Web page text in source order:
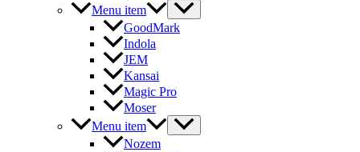
Menu item
GoodMark
Indola
JEM
Kansai
Magic Pro
Moser
Menu item
Nozem